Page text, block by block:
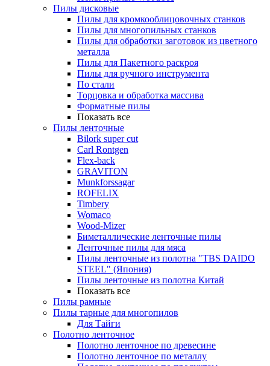
Пилы дисковые
Пилы для кромкооблицовочных станков
Пилы для многопильных станков
Пилы для обработки заготовок из цветного
металла
Пилы для Пакетного раскроя
Пилы для ручного инструмента
По стали
Торцовка и обработка массива
Форматные пилы
Показать все
Пилы ленточные
Bilork super cut
Carl Rontgen
Flex-back
GRAVITON
Munkforssagar
ROFELIX
Timbery
Womaco
Wood-Mizer
Биметаллические ленточные пилы
Ленточные пилы для мяса
Пилы ленточные из полотна "TBS DAIDO
STEEL" (Япония)
Пилы ленточные из полотна Китай
Показать все
Пилы рамные
Пилы тарные для многопилов
Для Тайги
Полотно ленточное
Полотно ленточное по древесине
Полотно ленточное по металлу